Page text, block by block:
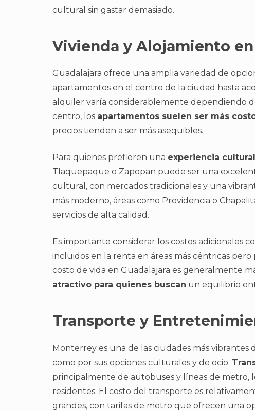
cultural sin gastar demasiado.
Vivienda y Alojamiento en
Guadalajara ofrece una amplia variedad de
apartamentos en el centro de la ciudad hasta
alquiler varía considerablemente dependiendo
centro, los apartamentos suelen ser más
precios tienden a ser más asequibles.
Para quienes prefieren una experiencia
Tlaquepaque o Zapopan puede ser una
cultural, con mercados tradicionales y una
más moderno, áreas como Providencia o
servicios de alta calidad.
Es importante considerar los costos adicionales
incluidos en la renta en áreas más céntricas
costo de vida en Guadalajara es generalmente
atractivo para quienes buscan un equilibrio
Transporte y
Monterrey es una de las ciudades más
como por sus opciones culturales y de ocio.
principalmente de autobuses y líneas de metro,
residentes. El costo del transporte es
grandes, con tarifas de metro que ofrecen una